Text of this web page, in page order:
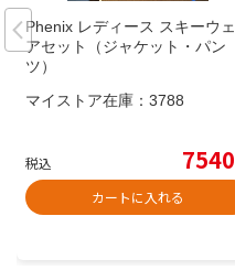
Phenix レディース スキーウェ
アセット（ジャケット・パン
ツ）
マイストア在庫： 3788
税込 7540
カートに入れる